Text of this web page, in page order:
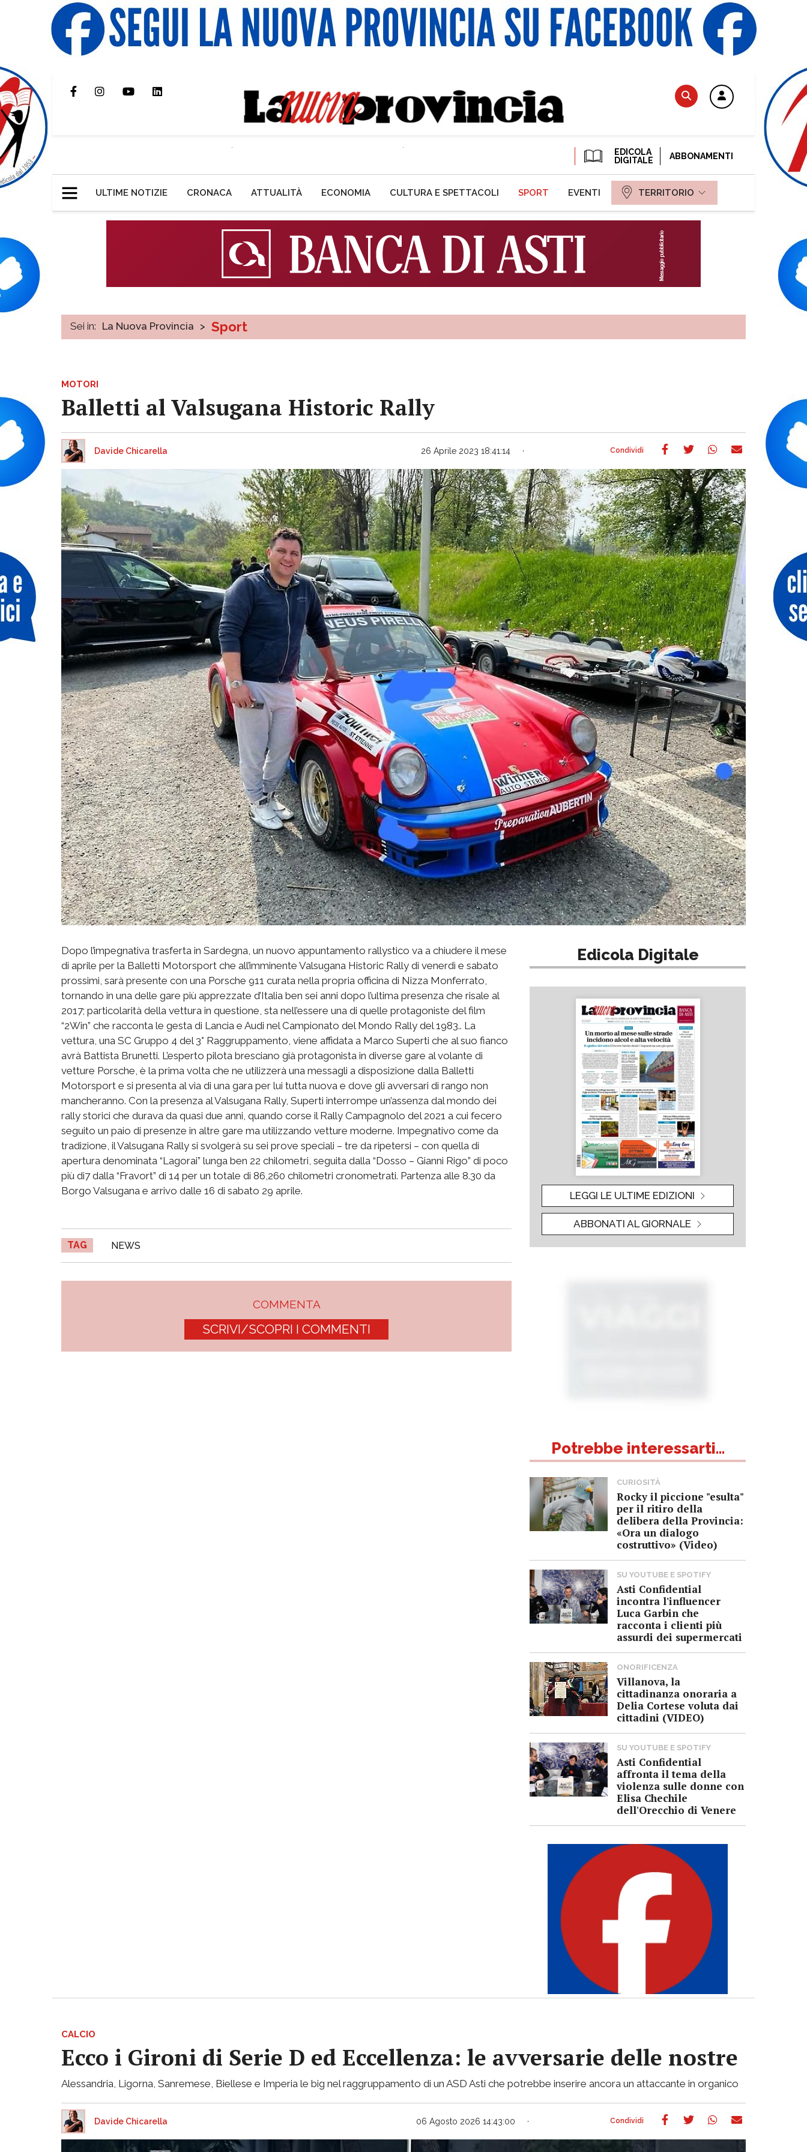
EDICOLA
DIGITALE
ABBONAMENTI
ULTIME NOTIZIE CRONACA ATTUALITÀ ECONOMIA CULTURA E SPETTACOLI SPORT EVENTI TERRITORIO
Sei in: La Nuova Provincia > Sport
MOTORI
Balletti al Valsugana Historic Rally
Davide Chicarella 26 Aprile 2023 18:41:14
Dopo l’impegnativa trasferta in Sardegna, un nuovo appuntamento rallystico va a chiudere il mese
di aprile per la Balletti Motorsport che all’imminente Valsugana Historic Rally di venerdì e sabato
prossimi, sarà presente con una Porsche 911 curata nella propria officina di Nizza Monferrato,
tornando in una delle gare più apprezzate d’Italia ben sei anni dopo l’ultima presenza che risale al
2017; particolarità della vettura in questione, sta nell’essere una di quelle protagoniste del film
“2Win” che racconta le gesta di Lancia e Audi nel Campionato del Mondo Rally del 1983.. La
vettura, una SC Gruppo 4 del 3° Raggruppamento, viene affidata a Marco Superti che al suo fianco
avrà Battista Brunetti. L’esperto pilota bresciano già protagonista in diverse gare al volante di
vetture Porsche, è la prima volta che ne utilizzerà una messagli a disposizione dalla Balletti
Motorsport e si presenta al via di una gara per lui tutta nuova e dove gli avversari di rango non
mancheranno. Con la presenza al Valsugana Rally, Superti interrompe un’assenza dal mondo dei
rally storici che durava da quasi due anni, quando corse il Rally Campagnolo del 2021 a cui fecero
seguito un paio di presenze in altre gare ma utilizzando vetture moderne. Impegnativo come da
tradizione, il Valsugana Rally si svolgerà su sei prove speciali – tre da ripetersi – con quella di
apertura denominata “Lagorai” lunga ben 22 chilometri, seguita dalla “Dosso – Gianni Rigo” di poco
più di7 dalla “Fravort” di 14 per un totale di 86,260 chilometri cronometrati. Partenza alle 8.30 da
Borgo Valsugana e arrivo dalle 16 di sabato 29 aprile.
TAG NEWS
COMMENTA
SCRIVI/SCOPRI I COMMENTI
Edicola Digitale
LEGGI LE ULTIME EDIZIONI
ABBONATI AL GIORNALE
Potrebbe interessarti...
CURIOSITÀ
Rocky il piccione "esulta"
per il ritiro della
delibera della Provincia:
«Ora un dialogo
costruttivo» (Video)
SU YOUTUBE E SPOTIFY
Asti Confidential
incontra l'influencer
Luca Garbin che
racconta i clienti più
assurdi dei supermercati
ONORIFICENZA
Villanova, la
cittadinanza onoraria a
Delia Cortese voluta dai
cittadini (VIDEO)
SU YOUTUBE E SPOTIFY
Asti Confidential
affronta il tema della
violenza sulle donne con
Elisa Chechile
dell'Orecchio di Venere
CALCIO
Ecco i Gironi di Serie D ed Eccellenza: le avversarie delle nostre
Alessandria, Ligorna, Sanremese, Biellese e Imperia le big nel raggruppamento di un ASD Asti che potrebbe inserire ancora un attaccante in organico
Davide Chicarella 06 Agosto 2026 14:43:00